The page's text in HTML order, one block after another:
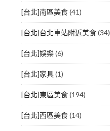
[台北]南區美食(41)
[台北]台北車站附近美食(34)
[台北]娛樂(6)
[台北]家具(1)
[台北]東區美食(194)
[台北]西區美食(14)